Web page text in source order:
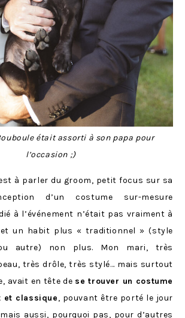
était assorti à son papa pour
l’occasion ;)
à parler du groom, petit focus sur sa
d’un costume sur-mesure
à l’événement n’était pas vraiment à
et un habit plus « traditionnel » (style
autre) non plus. Mon mari, très
très drôle, très stylé… mais surtout
avait en tête de se trouver un costume
et classique, pouvant être porté le jour
aussi, pourquoi pas, pour d’autres